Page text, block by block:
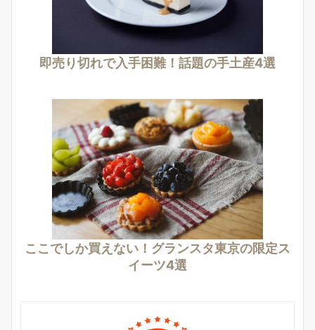
即売り切れで入手困難！話題の手土産4選
ここでしか買えない！グランスタ東京の限定ス
イーツ4選